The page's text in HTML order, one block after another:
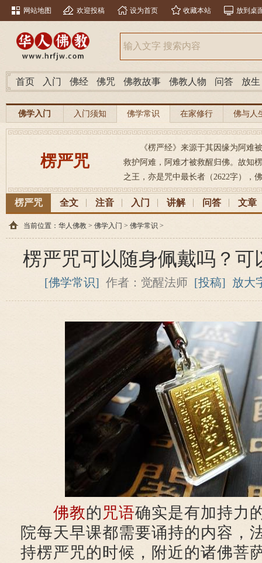
网站地图 欢迎投稿 设为首页 收藏本站 放到桌
首页 入门 佛经 佛咒 佛教故事 佛教人物 问答 放生
佛学入门 入门须知 佛学常识 在家修行 佛与人
楞严咒
《楞严经》来源于其因缘为阿难
救护阿难，阿难才被救醒归佛。故知
之王，亦是咒中最长者（2622字），
楞严咒 全文 注音 入门 讲解 问答 文章
当前位置： 华人佛教 > 佛学入门 > 佛学常识 >
楞严咒可以随身佩戴吗？可
[佛学常识] 作者：觉醒法师 [投稿] 放大
佛教的 咒语确实是有加持力
院每天早课都需要诵持的内容，
持楞严咒的时候，附近的诸佛菩